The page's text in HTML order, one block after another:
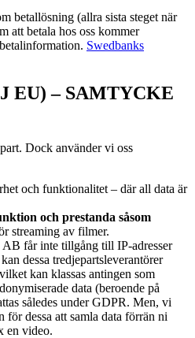
betallösning (allra sista steget när
att betala hos oss kommer
Swedbanks
EU) – SAMTYCKE
Dock använder vi oss
och funktionalitet – där all data är
och prestanda såsom
streaming av filmer.
får inte tillgång till IP-adresser
dessa tredjepartsleverantörer
kan klassas antingen som
data (beroende på
således under GDPR. Men, vi
för dessa att samla data förrän ni
en video.